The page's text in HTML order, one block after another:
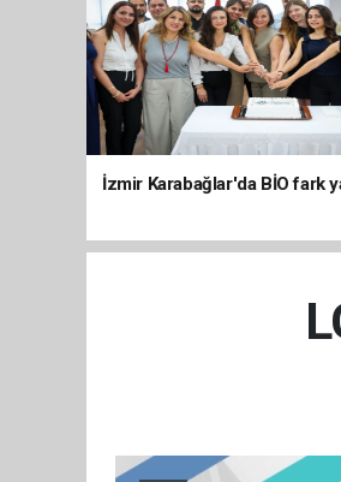
İzmir Karabağlar'da BİO fark